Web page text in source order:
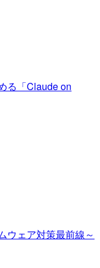
る「Claude on
ウェア対策最前線～